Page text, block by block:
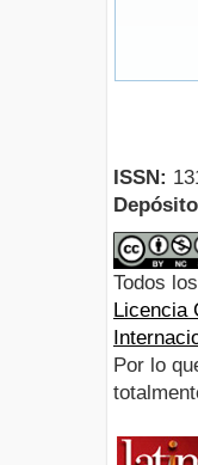
ISSN:
Todos
Licencia
Por lo